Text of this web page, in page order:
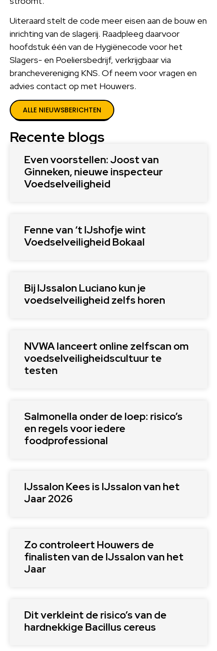
Uiteraard stelt de code meer eisen aan de bouw en
inrichting van de slagerij. Raadpleeg daarvoor
hoofdstuk één van de Hygiënecode voor het
Slagers- en Poeliersbedrijf, verkrijgbaar via
branchevereniging KNS. Of neem voor vragen en
advies contact op met Houwers.
ALLE NIEUWSBERICHTEN
Recente blogs
Even voorstellen: Joost van
Ginneken, nieuwe inspecteur
Voedselveiligheid
Fenne van ‘t IJshofje wint
Voedselveiligheid Bokaal
Bij IJssalon Luciano kun je
voedselveiligheid zelfs horen
NVWA lanceert online zelfscan om
voedselveiligheidscultuur te
testen
Salmonella onder de loep: risico’s
en regels voor iedere
foodprofessional
IJssalon Kees is IJssalon van het
Jaar 2026
Zo controleert Houwers de
finalisten van de IJssalon van het
Jaar
Dit verkleint de risico’s van de
hardnekkige Bacillus cereus